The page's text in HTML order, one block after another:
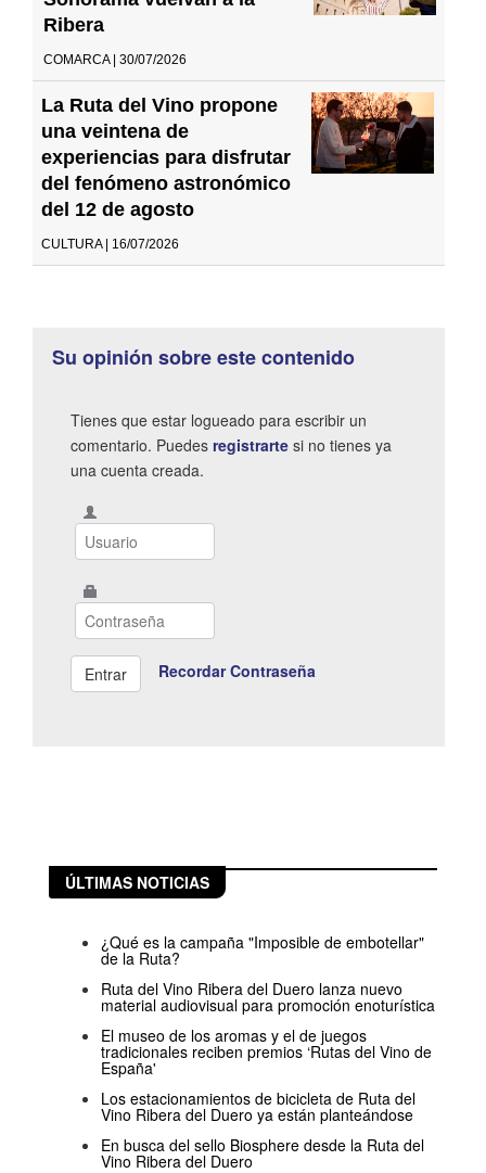
Ribera
COMARCA | 30/07/2026
La Ruta del Vino propone
una veintena de
experiencias para disfrutar
del fenómeno astronómico
del 12 de agosto
CULTURA | 16/07/2026
Su opinión sobre este contenido
Tienes que estar logueado para escribir un
comentario. Puedes registrarte si no tienes ya
una cuenta creada.
Recordar Contraseña
ÚLTIMAS NOTICIAS
¿Qué es la campaña "Imposible de embotellar"
de la Ruta?
Ruta del Vino Ribera del Duero lanza nuevo
material audiovisual para promoción enoturística
El museo de los aromas y el de juegos
tradicionales reciben premios ‘Rutas del Vino de
España'
Los estacionamientos de bicicleta de Ruta del
Vino Ribera del Duero ya están planteándose
En busca del sello Biosphere desde la Ruta del
Vino Ribera del Duero